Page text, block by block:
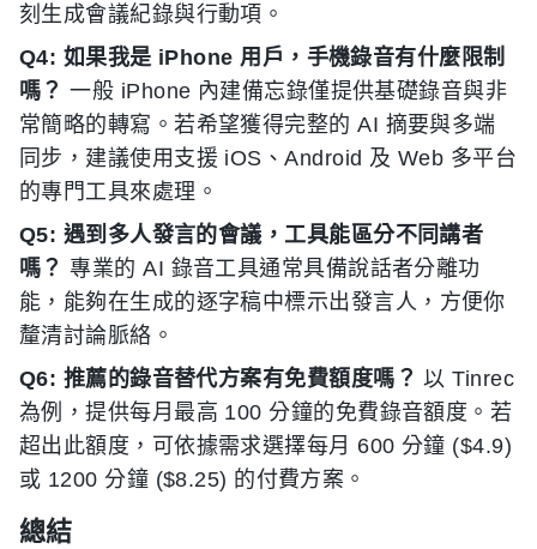
刻生成會議紀錄與行動項。
Q4: 如果我是 iPhone 用戶，手機錄音有什麼限制
嗎？ 一般 iPhone 內建備忘錄僅提供基礎錄音與非
常簡略的轉寫。若希望獲得完整的 AI 摘要與多端
同步，建議使用支援 iOS、Android 及 Web 多平台
的專門工具來處理。
Q5: 遇到多人發言的會議，工具能區分不同講者
嗎？ 專業的 AI 錄音工具通常具備說話者分離功
能，能夠在生成的逐字稿中標示出發言人，方便你
釐清討論脈絡。
Q6: 推薦的錄音替代方案有免費額度嗎？ 以 Tinrec
為例，提供每月最高 100 分鐘的免費錄音額度。若
超出此額度，可依據需求選擇每月 600 分鐘 ($4.9)
或 1200 分鐘 ($8.25) 的付費方案。
總結